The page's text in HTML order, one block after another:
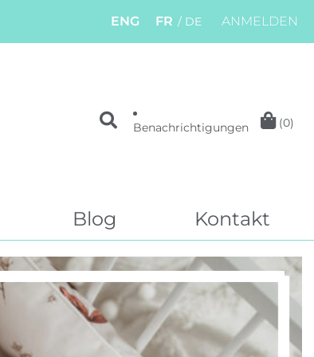
ENG FR DE ANMELDEN
Benachrichtigungen (0)
Blog Kontakt